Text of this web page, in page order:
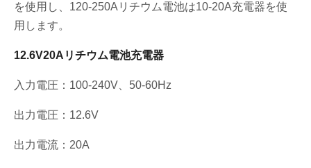
を使用し、120-250Aリチウム電池は10-20A充電器を使
用します。
12.6V20Aリチウム電池充電器
入力電圧：100-240V、50-60Hz
出力電圧：12.6V
出力電流：20A